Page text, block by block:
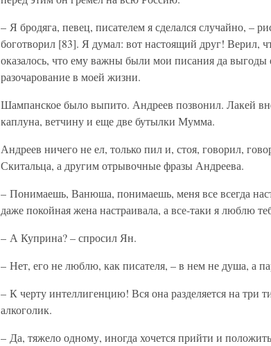
– Я бродяга, певец, писателем я сделался случайно, –
боготворил [83]. Я думал: вот настоящий друг! Верил,
оказалось, что ему важны были мои писания да
разочарование в моей жизни.
Шампанское было выпито. Андреев позвонил. Лакей
каплуна, ветчину и еще две бутылки Мумма.
Андреев ничего не ел, только пил и, стоя, говорил,
Скитальца, а другим отрывочные фразы Андреева.
– Понимаешь, Ванюша, понимаешь, меня все всегда
даже покойная жена настраивала, а все-таки я люблю
– А Куприна? – спросил Ян.
– Нет, его не люблю, как писателя, – в нем не душа, а
– К черту интеллигенцию! Вся она разделяется на три
алкоголик.
– Да, тяжело одному, иногда хочется прийти и